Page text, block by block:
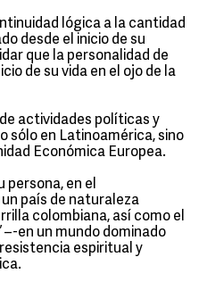
lógica a la cantidad
desde el inicio de su
que la personalidad de
de su vida en el ojo de la
de actividades políticas y
sólo en Latinoamérica, sino
Económica Europea.
persona, en el
país de naturaleza
colombiana, así como el
–-en un mundo dominado
espiritual y